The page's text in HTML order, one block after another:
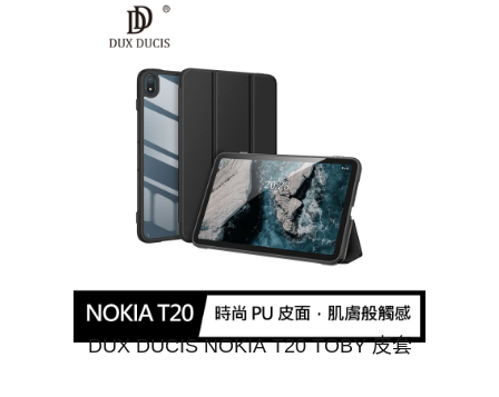
DUX DUCIS NOKIA T20 TOBY 皮套